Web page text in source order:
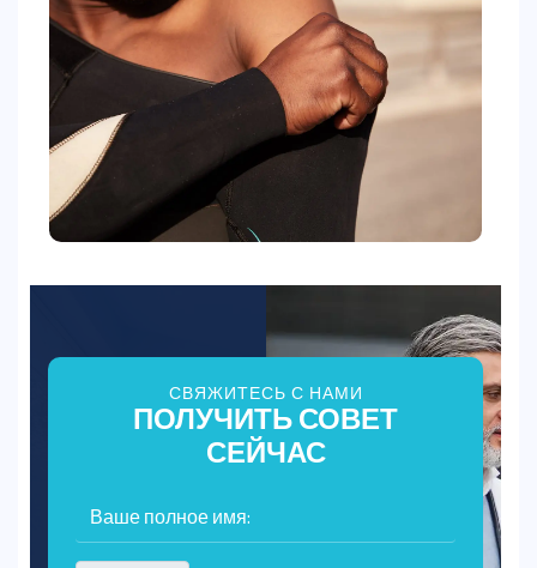
СВЯЖИТЕСЬ С НАМИ
ПОЛУЧИТЬ СОВЕТ
СЕЙЧАС